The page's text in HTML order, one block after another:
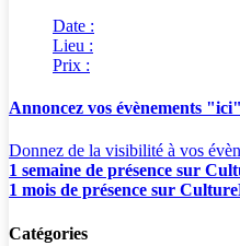
Date :
Lieu :
Prix :
Annoncez vos évènements "ici"
Donnez de la visibilité à vos
1 semaine de présence sur
1 mois de présence sur
Catégories